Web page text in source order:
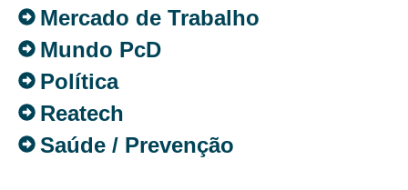
Mercado de Trabalho
Mundo PcD
Política
Reatech
Saúde / Prevenção